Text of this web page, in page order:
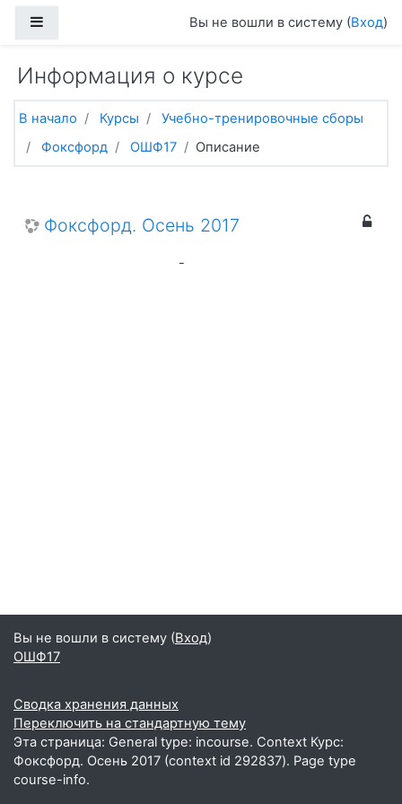
Вы не вошли в систему (Вход)
Информация о курсе
В начало Курсы
Учебно-тренировочные сборы
Фоксфорд
ОШФ17 Описание
Фоксфорд. Осень 2017
-
Вы не вошли в систему (Вход)
ОШФ17
Сводка хранения данных
Переключить на стандартную тему
Эта страница: General type: incourse. Context Курс:
Фоксфорд. Осень 2017 (context id 292837). Page type
course-info.